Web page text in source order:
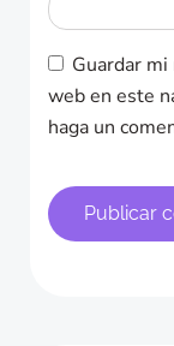
Guardar
web en este
haga un